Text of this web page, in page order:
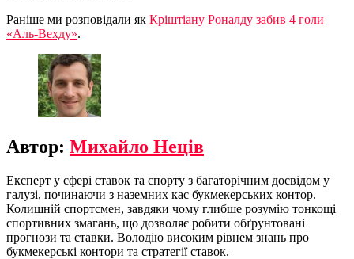
Раніше ми розповідали як Кріштіану Роналду забив 4 голи
«Аль-Вехду».
Автор: Михайло Неців
Експерт у сфері ставок та спорту з багаторічним досвідом у
галузі, починаючи з наземних кас букмекерських контор.
Колишній спортсмен, завдяки чому глибше розумію тонкощі
спортивних змагань, що дозволяє робити обґрунтовані
прогнози та ставки. Володію високим рівнем знань про
букмекерські контори та стратегії ставок.